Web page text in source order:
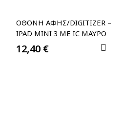
ΟΘΌΝΗ ΑΦΉΣ/DIGITIZER –
IPAD MINI 3 ΜΕ IC ΜΑΥΡΟ
12,40 €